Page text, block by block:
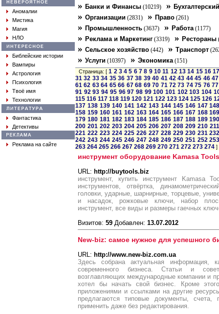
Аномалии
Мистика
Магия
НЛО
Библейские истории
Вампиры
Астрология
Психология
Твоё имя
Технологии
Фантастика
Детективы
Реклама на сайте
» Банки и Финансы (10219) »
» Организации (2831) » Право (261)
» Промышленность (3637) » Работа(1177)
» Реклама и Маркетинг (3319) » Рестораны
» Сельское хозяйство (442) » Транспорт
» Услуги (10397) » Экономика(151)
Страница: [1 2 3 4 5 6 7 8 9 10 11 12 13 14 15 16
31 32 33 34 35 36 37 38 39 40 41 42 43 44 45 46 47
61 62 63 64 65 66 67 68 69 70 71 72 73 74 75 76 77
91 92 93 94 95 96 97 98 99 100 101 102 103 104
115 116 117 118 119 120 121 122 123 124 125 126
137 138 139 140 141 142 143 144 145 146 147
158 159 160 161 162 163 164 165 166 167 168
179 180 181 182 183 184 185 186 187 188 189
200 201 202 203 204 205 206 207 208 209 210 211
221 222 223 224 225 226 227 228 229 230 231
242 243 244 245 246 247 248 249 250 251 252
263 264 265 266 267 268 269 270 271 272 273 274 ]
инструмент оборудование Kamasa
URL: http://buytools.biz
инструмент, купить инструмент Kamasa
инструментов, отвёртка,
головки, ударные, шарнирные, торцевые,
и насадок, рожковые ключи, набор
инструмент, все виды и размеры гаечных
Визитов: 59 Добавлен: 13.07.2012
New-biz: самое нужное для успешного
URL: http://www.new-biz.com.ua
Здесь собрана актуальная информация,
современного бизнеса. Статьи и
возглавляющих международные компании и
хотел бы начать свой бизнес. Кроме
приложениями и ссылками на другие
предлагаются типовые документы, счета,
применить даже без редактирования.